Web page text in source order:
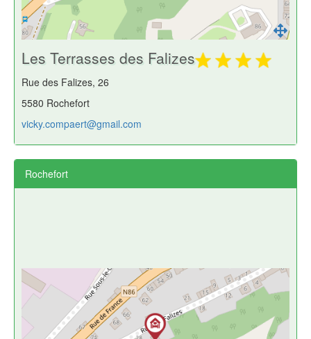
Les Terrasses des Falizes
Rue des Falizes, 26
5580 Rochefort
vicky.compaert@gmail.com
Rochefort